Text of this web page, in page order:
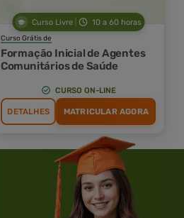
Curso Livre 10 a 60 horas
Curso Grátis de
Formação Inicial de Agentes
Comunitários de Saúde
CURSO ON-LINE
DETALHES MATRICULAR AGORA